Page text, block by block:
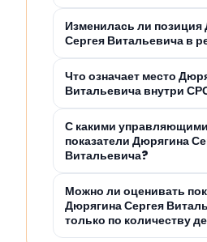
Изменилась ли позиция
Сергея Витальевича в
Что означает место
Витальевича внутри
С какими
показатели Дюрягина
Витальевича?
Можно ли оценивать
Дюрягина Сергея
только по количеству